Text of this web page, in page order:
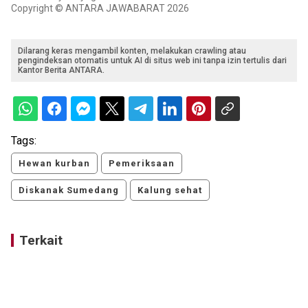
Copyright © ANTARA JAWABARAT 2026
Dilarang keras mengambil konten, melakukan crawling atau
pengindeksan otomatis untuk AI di situs web ini tanpa izin tertulis dari
Kantor Berita ANTARA.
Tags:
Hewan kurban Pemeriksaan
Diskanak Sumedang Kalung sehat
Terkait